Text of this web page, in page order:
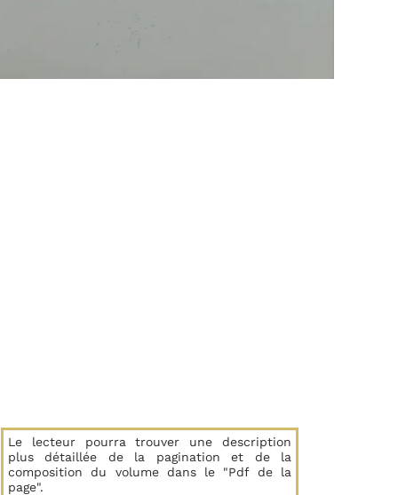
Le lecteur pourra trouver une description
plus détaillée de la pagination et de la
composition du volume dans le "Pdf de la
page".